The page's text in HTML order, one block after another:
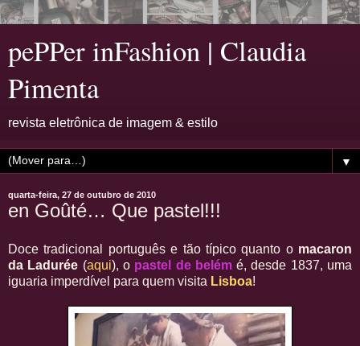
pePPer inFashion | Claudia
Pimenta
revista eletrônica de imagem & estilo
▼
quarta-feira, 27 de outubro de 2010
en Goûté… Que pastel!!!
Doce tradicional português e tão típico quanto o macaron
da Ladurée (aqui), o pastel de belémé, desde 1837, uma
iguaria imperdível para quem visita Lisboa!